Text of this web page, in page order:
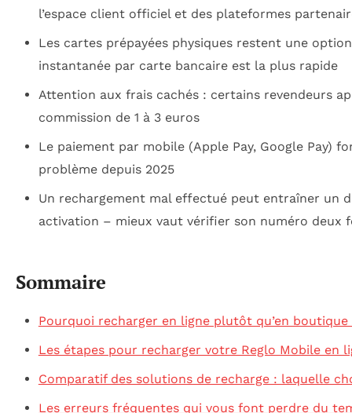
l’espace client officiel et des plateformes
Les cartes prépayées physiques restent une
instantanée par carte bancaire est la plus rapide
Attention aux frais cachés : certains revendeurs
commission de 1 à 3 euros
Le paiement par mobile (Apple Pay, Google Pay)
problème depuis 2025
Un rechargement mal effectué peut entraîner un
activation – mieux vaut vérifier son numéro deux
Sommaire
Pourquoi recharger en ligne plutôt qu’en boutique
Les étapes pour recharger votre Reglo Mobile en
Comparatif des solutions de recharge : laquelle
Les erreurs fréquentes qui vous font perdre du